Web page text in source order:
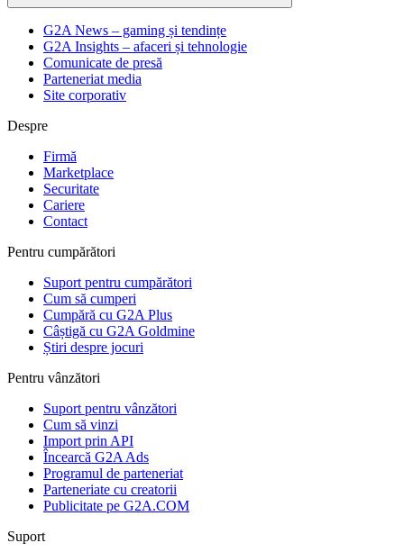
G2A News – gaming și tendințe
G2A Insights – afaceri și tehnologie
Comunicate de presă
Parteneriat media
Site corporativ
Despre
Firmă
Marketplace
Securitate
Cariere
Contact
Pentru cumpărători
Suport pentru cumpărători
Cum să cumperi
Cumpără cu G2A Plus
Câștigă cu G2A Goldmine
Știri despre jocuri
Pentru vânzători
Suport pentru vânzători
Cum să vinzi
Import prin API
Încearcă G2A Ads
Programul de parteneriat
Parteneriate cu creatorii
Publicitate pe G2A.COM
Suport